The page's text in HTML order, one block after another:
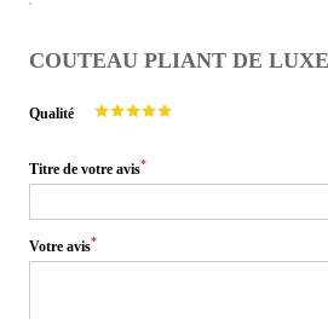
COUTEAU PLIANT DE
Qualité
Titre de votre avis*
Votre avis*